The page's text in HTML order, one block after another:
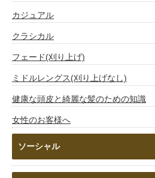
カジュアル
クラシカル
フェード(刈り上げ)
ミドルレングス(刈り上げなし)
健康な頭皮と綺麗な髪のための知識
女性のお客様へ
ソーシャル